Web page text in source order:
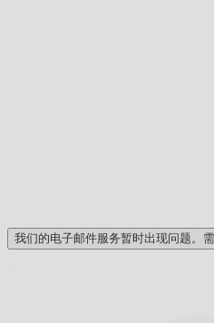
我们的电子邮件服务暂时出现问题。